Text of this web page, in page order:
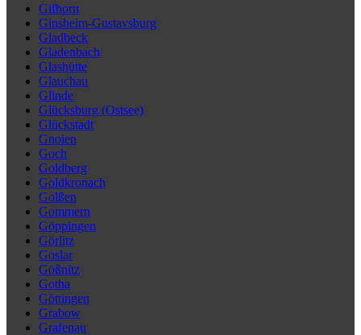
Gifhorn
Ginsheim-Gustavsburg
Gladbeck
Gladenbach
Glashütte
Glauchau
Glinde
Glücksburg (Ostsee)
Glückstadt
Gnoien
Goch
Goldberg
Goldkronach
Golßen
Gommern
Göppingen
Görlitz
Goslar
Gößnitz
Gotha
Göttingen
Grabow
Grafenau